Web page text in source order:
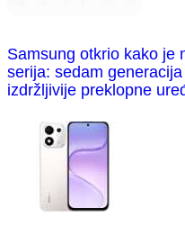
Samsung otkrio kako je
serija: sedam
izdržljivije preklopne